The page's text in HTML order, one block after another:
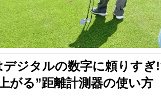
ジタルの数字に頼りす
がる”距離計測器の使い方